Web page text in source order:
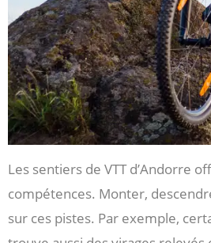
Les sentiers de VTT d’Andorre
compétences. Monter,
sur ces pistes. Par exemple,